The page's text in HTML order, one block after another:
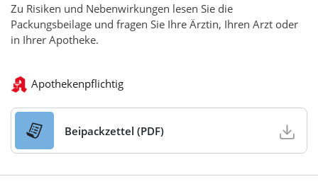
Zu Risiken und Nebenwirkungen lesen Sie die
Packungsbeilage und fragen Sie Ihre Ärztin, Ihren Arzt oder
in Ihrer Apotheke.
Apothekenpflichtig
Beipackzettel (PDF)